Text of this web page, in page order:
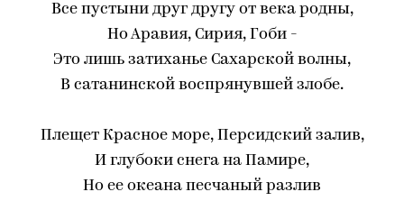
Все пустыни друг другу от века родны,
Но Аравия, Сирия, Гоби -
Это лишь затиханье Сахарской волны,
В сатанинской воспрянувшей злобе.
Плещет Красное море, Персидский залив,
И глубоки снега на Памире,
Но ее океана песчаный разлив